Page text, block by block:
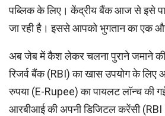
पब्लिक के लिए। केंद्रीय बैंक आज से इसे
जा रही है। इससे आपको भुगतान का एक
अब जेब में कैश लेकर चलना पुराने जमाने की
रिजर्व बैंक (RBI) का खास उपयोग के
रुपया (E-Rupee) का पायलट लॉन्च की
आरबीआई की अपनी डिजिटल करेंसी